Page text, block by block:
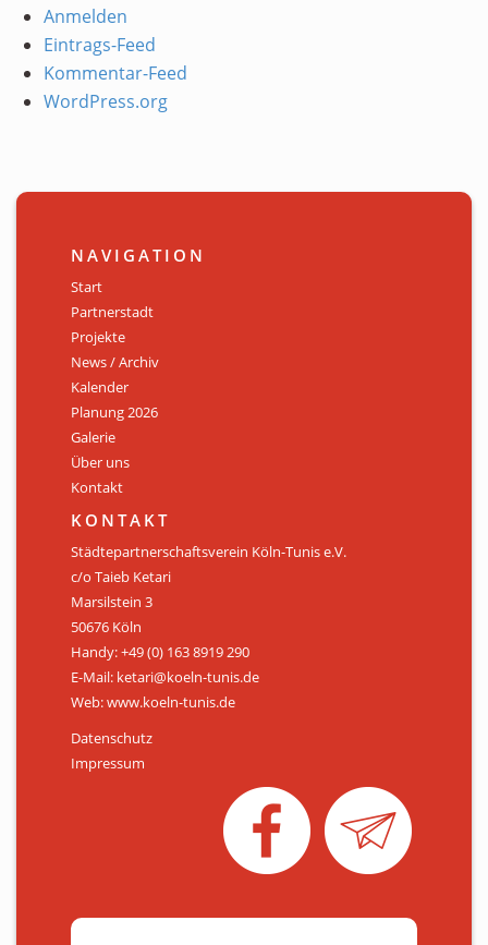
Anmelden
Eintrags-Feed
Kommentar-Feed
WordPress.org
NAVIGATION
Start
Partnerstadt
Projekte
News / Archiv
Kalender
Planung 2026
Galerie
Über uns
Kontakt
KONTAKT
Städtepartnerschaftsverein Köln-Tunis e.V.
c/o Taieb Ketari
Marsilstein 3
50676 Köln
Handy: +49 (0) 163 8919 290
E-Mail: ketari@koeln-tunis.de
Web: www.koeln-tunis.de
Datenschutz
Impressum